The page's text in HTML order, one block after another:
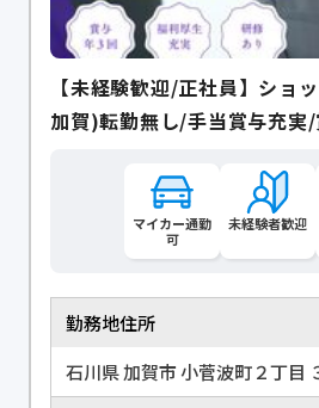
【未経験歓迎/正社員】ショ
加賀)転勤無し/手当賞与充実
マイカー通勤
可
未経験者歓迎
勤務地住所
石川県 加賀市 小菅波町２丁目